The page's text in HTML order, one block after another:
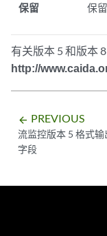
保留 保
有关版本 5 和版本
http://
arrow_backward PREVIOUS
流监控版本 5 格式输
字段